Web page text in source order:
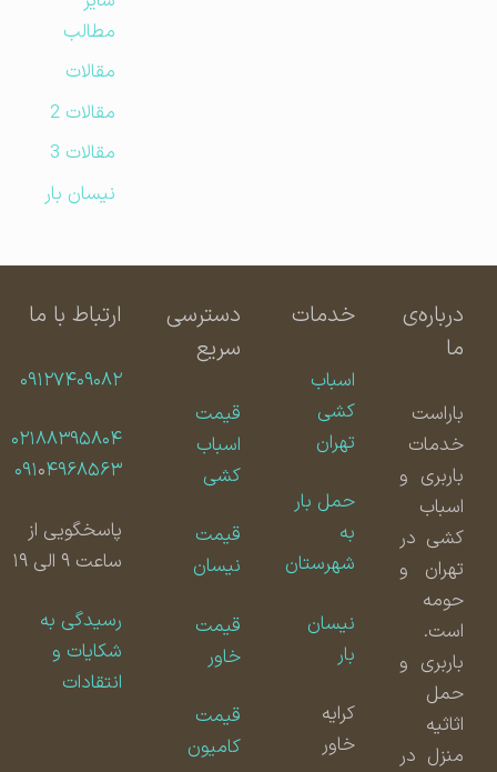
مطالب
مقالات
مقالات 2
مقالات 3
نیسان بار
درباره‌ی
باراست
خدمات
باربری و
اسباب
کشی در
تهران و
حومه
است.
باربری و
حمل
اثاثیه
منزل در
خدمات
اسباب
کشی
تهران
حمل بار
شهرستان
نیسان
دسترسی
سریع
قیمت
اسباب
کشی
قیمت
نیسان
قیمت
قیمت
کامیون
ارتباط با ما
۰۹۱۲۷۴۰۹۰۸۲
۰۲۱۸۸۳۹۵۸۰۴
۰۹۱۰۴۹۶۸۵۶۳
پاسخگویی از
ساعت ۹ الی ۱۹
رسیدگی به
شکایات و
انتقادات